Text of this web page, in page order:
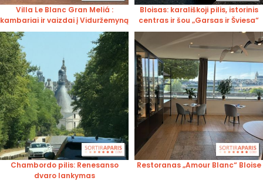
Villa Le Blanc Gran Meliá :
kambariai ir vaizdai į Viduržemyną
Bloisas: karališkoji pilis, istorinis
centras ir šou „Garsas ir Šviesa“
Chambordo pilis: Renesanso
dvaro lankymas
Restoranas „Amour Blanc“ Bloise